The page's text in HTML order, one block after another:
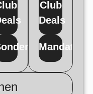
Club
Deals
Mandate